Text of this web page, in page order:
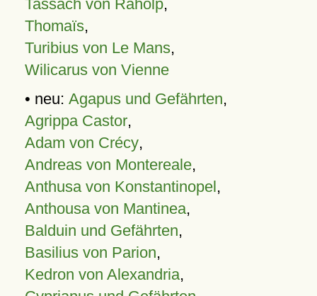
Tassach von Raholp,
Thomaïs,
Turibius von Le Mans,
Wilicarus von Vienne
• neu: Agapus und Gefährten,
Agrippa Castor,
Adam von Crécy,
Andreas von Montereale,
Anthusa von Konstantinopel,
Anthousa von Mantinea,
Balduin und Gefährten,
Basilius von Parion,
Kedron von Alexandria,